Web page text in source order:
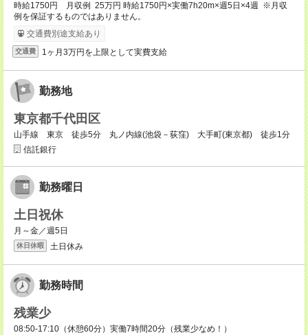
時給1750円 月収例 25万円 時給1750円×実働7h20m×週5日×4週 ※月収
例を保証するものではありません。
交通費別途支給あり
交通費 1ヶ月3万円を上限として実費支給
勤務地
東京都千代田区
山手線 東京 徒歩5分 丸ノ内線(池袋－荻窪) 大手町(東京都) 徒歩1分
信託銀行
勤務曜日
土日祝休
月～金／週5日
休日休暇 土日休み
勤務時間
残業少
08:50-17:10（休憩60分）実働7時間20分（残業少なめ！）